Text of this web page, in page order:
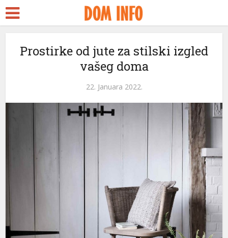
Prostirke od jute za stilski izgled
vašeg doma
22. Januara 2022.